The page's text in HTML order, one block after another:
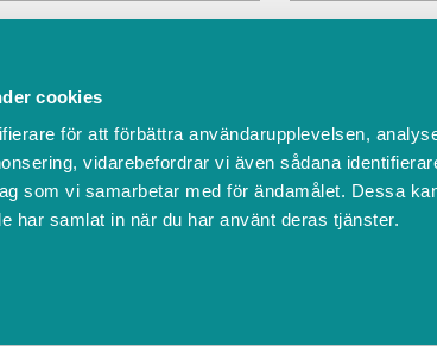
cookies
för att förbättra användarupplevelsen,
vidarebefordrar vi även sådana
som vi samarbetar med för ändamålet. Dessa
har samlat in när du har använt deras tjänster.